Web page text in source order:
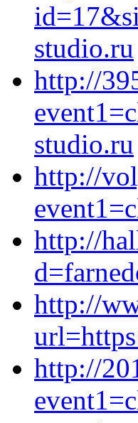
studio.ru
http://
studio.ru
http://
http://
http://
http://